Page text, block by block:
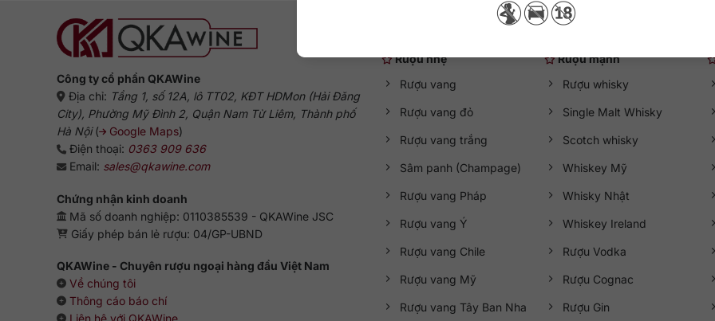
Công ty cổ phần QKAWine
Địa chỉ: Tầng 1, số 12A, lô TT02, KĐT HDMon (Hải Đăng
City), Phường Mỹ Đình 2, Quận Nam Từ Liêm, Thành phố
Hà Nội( Google Maps)
Điện thoại: 0363 909 636
Email: sales@qkawine.com
Chứng nhận kinh doanh
Mã số doanh nghiệp: 0110385539 - QKAWine JSC
Giấy phép bán lẻ rượu: 04/GP-UBND
QKAWine - Chuyên rượu ngoại hàng đầu Việt Nam
Về chúng tôi
Thông cáo báo chí
Liên hệ với QKAWine
Danh mục rượu ngoại
Rượu nhẹ
Rượu vang
Rượu vang đỏ
Rượu vang trắng
Sâm panh (Champage)
Rượu vang Pháp
Rượu vang Ý
Rượu vang Chile
Rượu vang Mỹ
Rượu vang Tây Ban Nha
Rượu mạnh
Rượu whisky
Single Malt Whisky
Scotch whisky
Whiskey Mỹ
Whisky Nhật
Whiskey Ireland
Rượu Vodka
Rượu Cognac
Rượu Gin